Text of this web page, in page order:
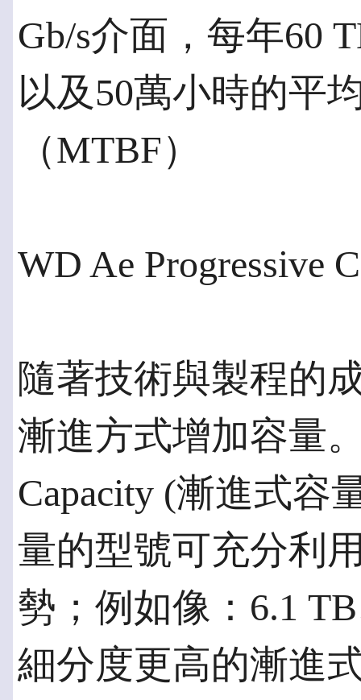
Gb/s介面，每年60
以及50萬小時的平
（MTBF）
WD Ae Progressive
隨著技術與製程的
漸進方式增加容量
Capacity (漸進式容
量的型號可充分利
勢；例如像：6.1
細分度更高的漸進